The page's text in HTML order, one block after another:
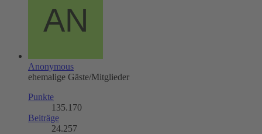
Anonymous
ehemalige Gäste/Mitglieder
Punkte
135.170
Beiträge
24.257